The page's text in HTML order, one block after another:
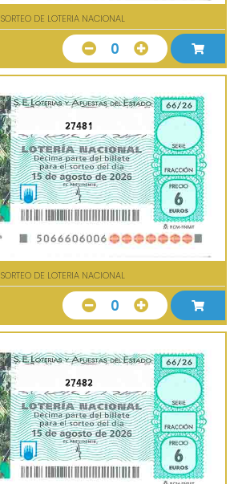
SORTEO DE LOTERIA NACIONAL
0
27481
SORTEO DE LOTERIA NACIONAL
0
27482